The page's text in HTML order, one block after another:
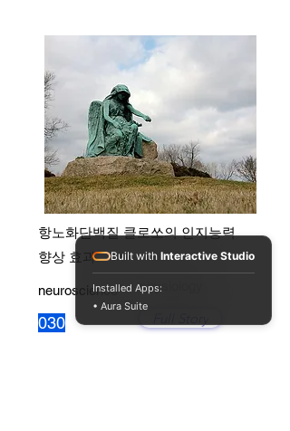
항노화단백질 클로쏘의 인지능력
향상 효과
neuroscience
030
physiology
Built with Interactive Studio
Installed Apps:
• Aura Suite